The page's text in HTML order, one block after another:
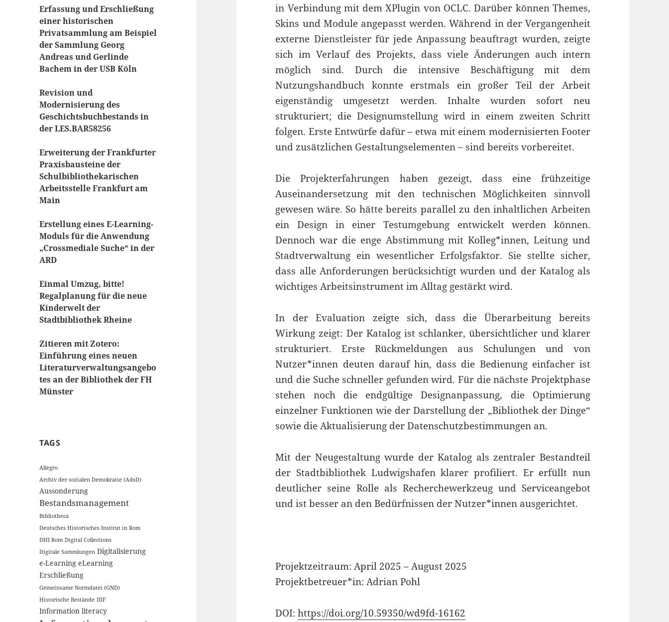
Erfassung und Erschließung
einer historischen
Privatsammlung am Beispiel
der Sammlung Georg
Andreas und Gerlinde
Bachem in der USB Köln
Revision und
Modernisierung des
Geschichtsbuchbestands in
der LES.BAR58256
Erweiterung der Frankfurter
Praxisbausteine der
Schulbibliothekarischen
Arbeitsstelle Frankfurt am
Main
Erstellung eines E-Learning-
Moduls für die Anwendung
„Crossmediale Suche“ in der
ARD
Einmal Umzug, bitte!
Regalplanung für die neue
Kinderwelt der
Stadtbibliothek Rheine
Zitieren mit Zotero:
Einführung eines neuen
Literaturverwaltungsangebo
tes an der Bibliothek der FH
Münster
TAGS
Allegro
Archiv der sozialen Demokratie (AdsD)
Aussonderung
Bestandsmanagement
Bibliotheca
Deutsches Historisches Institut in Rom
DHI Rom Digital Collections
Digitale Sammlungen Digitalisierung
e-Learning eLearning
Erschließung
Gemeinsame Normdatei (GND)
Historische Bestände IIIF
Information literacy
in Verbindung mit dem XPlugin von OCLC. Darüber können Themes,
Skins und Module angepasst werden. Während in der Vergangenheit
externe Dienstleister für jede Anpassung beauftragt wurden, zeigte
sich im Verlauf des Projekts, dass viele Änderungen auch intern
möglich sind. Durch die intensive Beschäftigung mit dem
Nutzungshandbuch konnte erstmals ein großer Teil der Arbeit
eigenständig umgesetzt werden. Inhalte wurden sofort neu
strukturiert; die Designumstellung wird in einem zweiten Schritt
folgen. Erste Entwürfe dafür – etwa mit einem modernisierten Footer
und zusätzlichen Gestaltungselementen – sind bereits vorbereitet.
Die Projekterfahrungen haben gezeigt, dass eine frühzeitige
Auseinandersetzung mit den technischen Möglichkeiten sinnvoll
gewesen wäre. So hätte bereits parallel zu den inhaltlichen Arbeiten
ein Design in einer Testumgebung entwickelt werden können.
Dennoch war die enge Abstimmung mit Kolleg*innen, Leitung und
Stadtverwaltung ein wesentlicher Erfolgsfaktor. Sie stellte sicher,
dass alle Anforderungen berücksichtigt wurden und der Katalog als
wichtiges Arbeitsinstrument im Alltag gestärkt wird.
In der Evaluation zeigte sich, dass die Überarbeitung bereits
Wirkung zeigt: Der Katalog ist schlanker, übersichtlicher und klarer
strukturiert. Erste Rückmeldungen aus Schulungen und von
Nutzer*innen deuten darauf hin, dass die Bedienung einfacher ist
und die Suche schneller gefunden wird. Für die nächste Projektphase
stehen noch die endgültige Designanpassung, die Optimierung
einzelner Funktionen wie der Darstellung der „Bibliothek der Dinge“
sowie die Aktualisierung der Datenschutzbestimmungen an.
Mit der Neugestaltung wurde der Katalog als zentraler Bestandteil
der Stadtbibliothek Ludwigshafen klarer profiliert. Er erfüllt nun
deutlicher seine Rolle als Recherchewerkzeug und Serviceangebot
und ist besser an den Bedürfnissen der Nutzer*innen ausgerichtet.
Projektzeitraum: April 2025–August 2025
Projektbetreuer*in: Adrian Pohl
DOI:https://doi.org/10.59350/wd9fd-16162